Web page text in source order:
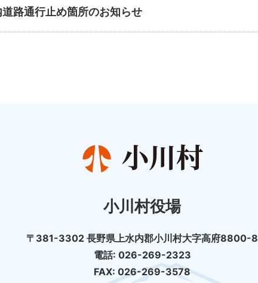
道路通行止め箇所のお知らせ
小川村役場
〒381-3302 長野県上水内郡小川村大字高府8800-8
電話: 026-269-2323
FAX: 026-269-3578